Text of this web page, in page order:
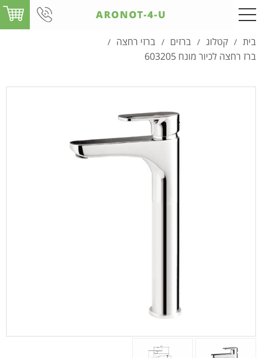
בית / קטלוג / ברזים / ברזי רחצה /
ברז רחצה לכיור מונח 603205